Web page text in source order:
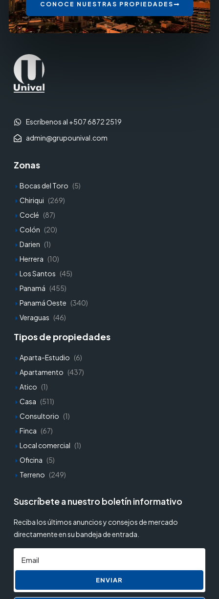
CONOCE NUESTRAS PROPIEDADES
Escríbenos al +507 6872 2519
admin@grupounival.com
Zonas
Bocas del Toro (5)
Chiriqui (269)
Coclé (87)
Colón (20)
Darien (1)
Herrera (10)
Los Santos (45)
Panamá (455)
Panamá Oeste (340)
Veraguas (46)
Tipos de propiedades
Aparta-Estudio (6)
Apartamento (437)
Atico (1)
Casa (511)
Consultorio (1)
Finca (67)
Local comercial (1)
Oficina (5)
Terreno (249)
Suscríbete a nuestro boletín informativo
Reciba los últimos anuncios y consejos de mercado
directamente en su bandeja de entrada.
ENVIAR